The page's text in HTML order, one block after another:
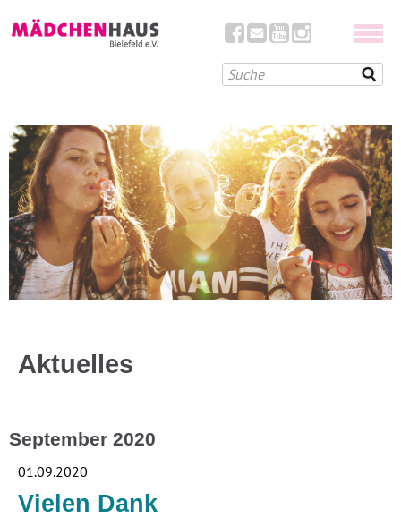
Aktuelles
September 2020
01.09.2020
Vielen Dank